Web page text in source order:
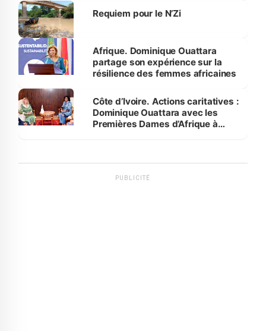
Requiem pour le N’Zi
Afrique. Dominique Ouattara
partage son expérience sur la
résilience des femmes africaines
Côte d’Ivoire. Actions caritatives :
Dominique Ouattara avec les
Premières Dames d’Afrique à
PUBLICITÉ